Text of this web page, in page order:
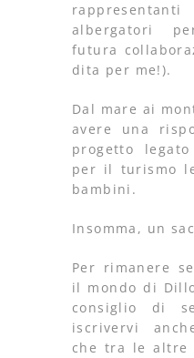
rappresentanti
albergatori
futura
dita per me!).
Dal mare ai
avere una
progetto
per il turismo
bambini.
Insomma, un
Per rimanere
il mondo di
consiglio di
iscrivervi
che tra le altre